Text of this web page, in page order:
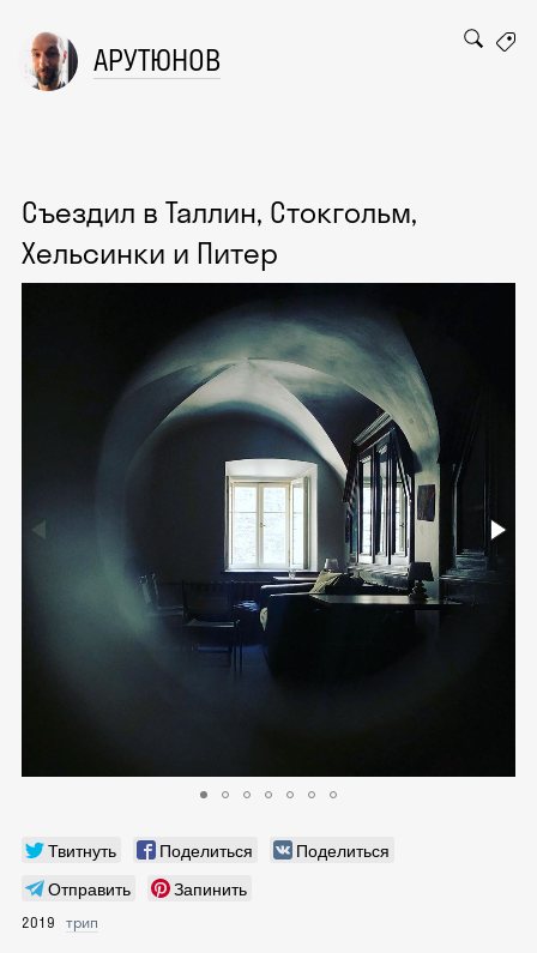
АРУТЮНОВ
Съездил в Таллин, Стокгольм,
Хельсинки и Питер
Твитнуть Поделиться
Поделиться
Отправить
Запинить
2019 трип